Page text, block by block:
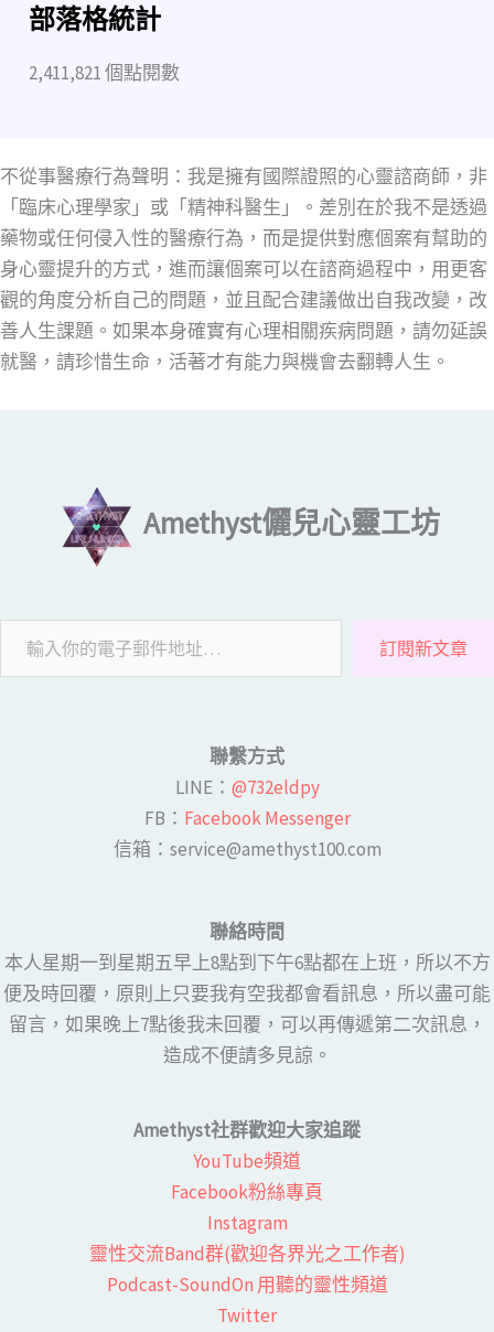
部落格統計
2,411,821 個點閱數
不從事醫療行為聲明：我是擁有國際證照的心靈諮商師，非
「臨床心理學家」或「精神科醫生」。差別在於我不是透過
藥物或任何侵入性的醫療行為，而是提供對應個案有幫助的
身心靈提升的方式，進而讓個案可以在諮商過程中，用更客
觀的角度分析自己的問題，並且配合建議做出自我改變，改
善人生課題。如果本身確實有心理相關疾病問題，請勿延誤
就醫，請珍惜生命，活著才有能力與機會去翻轉人生。
Amethyst儷兒心靈工坊
訂閱新文章
聯繫方式
LINE​： @732eldpy
FB：​ Facebook Messenger
​​信箱：service@amethyst100.com
聯絡時間
本人星期一到星期五早上8點到下午6點都在上班，所以不方
便及時回覆，原則上只要我有空我都會看訊息，所以盡可能
留言，如果晚上7點後我未回覆，可以再傳遞第二次訊息，
造成不便請多見諒。
Amethyst社群歡迎大家追蹤
YouTube頻道
Facebook粉絲專頁​
Instagram
靈性交流Band群(歡迎各界光之工作者)​
Podcast-SoundOn 用聽的靈性頻道
​Twitter